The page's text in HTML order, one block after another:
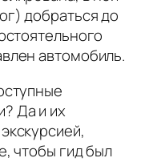
добраться до
автомобиль.
Да и их
чтобы гид был